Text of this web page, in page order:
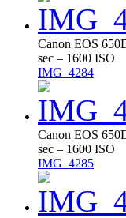
Canon EOS
sec – 1600 ISO
IMG_4284
Canon EOS
sec – 1600 ISO
IMG_4285